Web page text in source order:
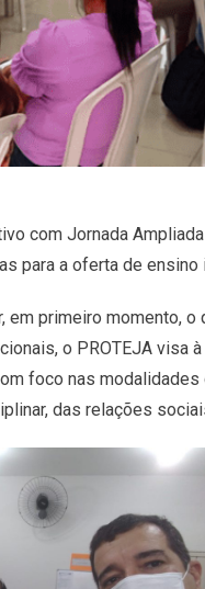
com Jornada
para a oferta de
em primeiro momento,
o PROTEJA visa
foco nas modalidades
das relações